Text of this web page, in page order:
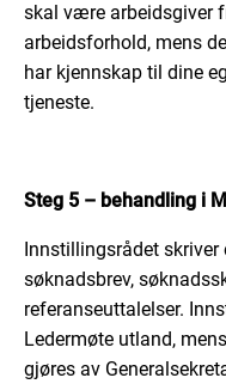
skal være arbeidsgiver
arbeidsforhold, mens
har kjennskap til dine
tjeneste.
Steg 5 – behandling i
Innstillingsrådet
søknadsbrev,
referanseuttalelser.
Ledermøte utland,
gjøres av